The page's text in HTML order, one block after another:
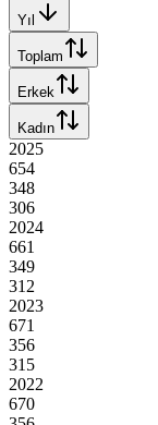
Yıl
Toplam
Erkek
Kadın
2025
654
348
306
2024
661
349
312
2023
671
356
315
2022
670